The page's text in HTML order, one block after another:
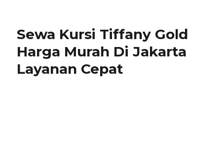
Sewa Kursi Tiffany Gold
Harga Murah Di Jakarta
Layanan Cepat